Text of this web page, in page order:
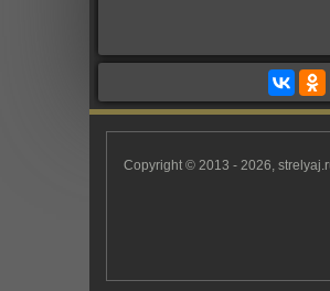
Copyright © 2013 - 2026,